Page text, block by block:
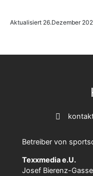
Aktualisiert 26.Dezember
Betreiber von
Texxmedia e.U.
Josef Bierenz-